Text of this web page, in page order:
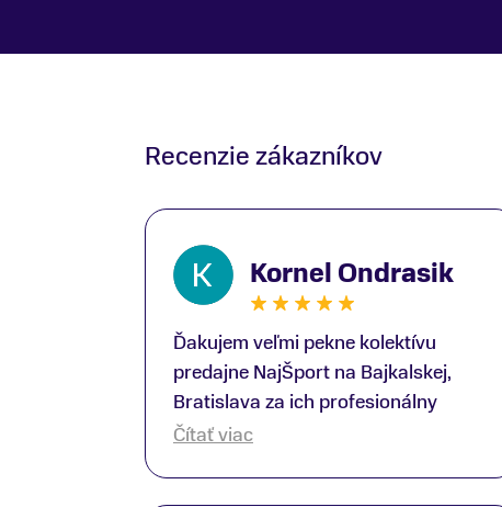
Recenzie zákazníkov
Kornel Ondrasik
Ďakujem veľmi pekne kolektívu
predajne NajŠport na Bajkalskej,
Bratislava za ich profesionálny
prístup k zákazníkom; Zvlášť
Čítať viac